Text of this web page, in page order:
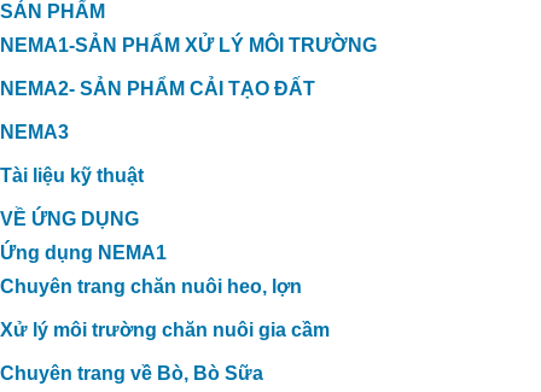
SẢN PHẨM
NEMA1-SẢN PHẨM XỬ LÝ MÔI TRƯỜNG
NEMA2- SẢN PHẨM CẢI TẠO ĐẤT
NEMA3
Tài liệu kỹ thuật
VỀ ỨNG DỤNG
Ứng dụng NEMA1
Chuyên trang chăn nuôi heo, lợn
Xử lý môi trường chăn nuôi gia cầm
Chuyên trang về Bò, Bò Sữa